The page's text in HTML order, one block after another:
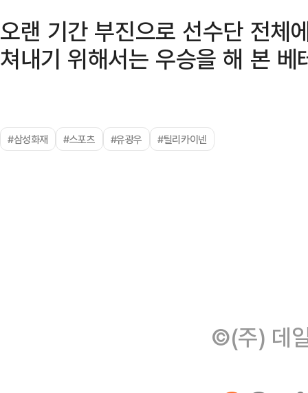
오랜 기간 부진으로 선수단 전체
쳐내기 위해서는 우승을 해 본
#삼성화재 #스포츠 #유광우 #틸리카이넨
©(주) 데